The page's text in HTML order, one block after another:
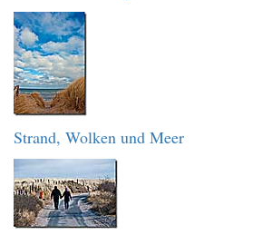
Strand, Wolken und Meer